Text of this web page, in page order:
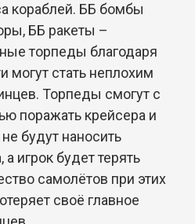
кораблей. ББ бомбы
ББ ракеты –
торпеды благодаря
могут стать неплохим
Торпеды смогут с
поражать крейсера и
будут наносить
игрок будет терять
самолётов при этих
своё главное